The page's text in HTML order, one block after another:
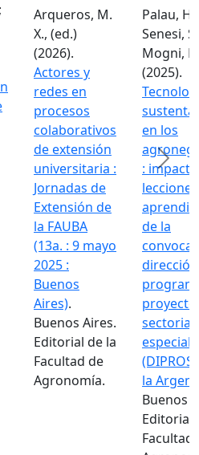
Arqueros, M.
X., (ed.)
(2026).
Actores y
redes en
procesos
colaborativos
de extensión
universitaria :
Jornadas de
Extensión de
la FAUBA
(13a. : 9 mayo
2025 :
Buenos
Aires).
Buenos Aires.
Editorial de la
Facultad de
Agronomía.
Palau, H.;
Senesi, S.
Mogni, F.
(2025).
en los
: impacto y
lecciones
de la
dirección
proyectos
especiales
la
Buenos
Editorial
Facultad
Next